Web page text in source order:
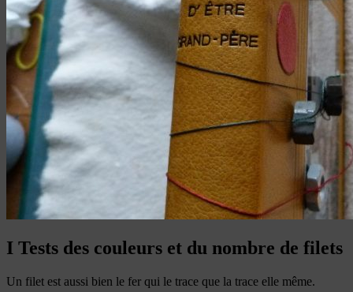
I Tests des couleurs et du nombre de filets
Un filet est aussi bien le fer qui le trace que la trace elle même.